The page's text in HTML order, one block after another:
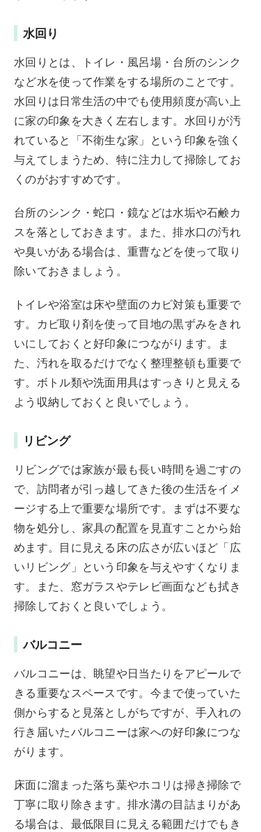
水回り
水回りとは、トイレ・風呂場・台所のシンク
など水を使って作業をする場所のことです。
水回りは日常生活の中でも使用頻度が高い上
に家の印象を大きく左右します。水回りが汚
れていると「不衛生な家」という印象を強く
与えてしまうため、特に注力して掃除してお
くのがおすすめです。
台所のシンク・蛇口・鏡などは水垢や石鹸カ
スを落としておきます。また、排水口の汚れ
や臭いがある場合は、重曹などを使って取り
除いておきましょう。
トイレや浴室は床や壁面のカビ対策も重要で
す。カビ取り剤を使って目地の黒ずみをきれ
いにしておくと好印象につながります。ま
た、汚れを取るだけでなく整理整頓も重要で
す。ボトル類や洗面用具はすっきりと見える
よう収納しておくと良いでしょう。
リビング
リビングでは家族が最も長い時間を過ごすの
で、訪問者が引っ越してきた後の生活をイメ
ージする上で重要な場所です。まずは不要な
物を処分し、家具の配置を見直すことから始
めます。目に見える床の広さが広いほど「広
いリビング」という印象を与えやすくなりま
す。また、窓ガラスやテレビ画面なども拭き
掃除しておくと良いでしょう。
バルコニー
バルコニーは、眺望や日当たりをアピールで
きる重要なスペースです。今まで使っていた
側からすると見落としがちですが、手入れの
行き届いたバルコニーは家への好印象につな
がります。
床面に溜まった落ち葉やホコリは掃き掃除で
丁寧に取り除きます。排水溝の目詰まりがあ
る場合は、最低限目に見える範囲だけでもき